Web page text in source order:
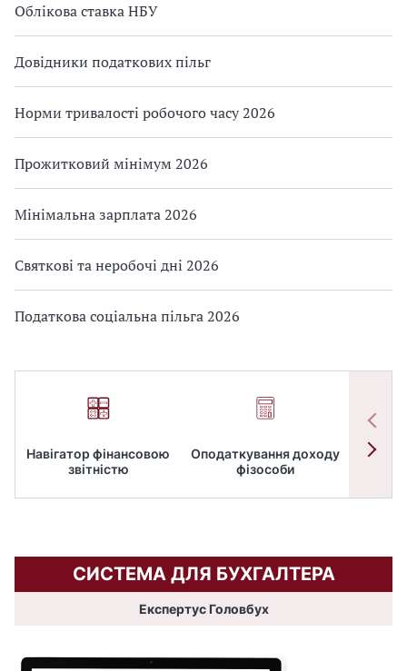
Облікова ставка НБУ
Довідники податкових пільг
Норми тривалості робочого часу 2026
Прожитковий мінімум 2026
Мінімальна зарплата 2026
Святкові та неробочі дні 2026
Податкова соціальна пільга 2026
Навігатор фінансовою
звітністю
Оподаткування доходу
фізособи
СИСТЕМА ДЛЯ БУХГАЛТЕРА
Експертус Головбух